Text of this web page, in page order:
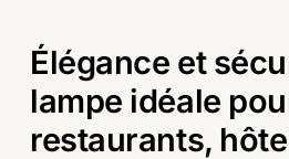
Élégance et
lampe idéale
restaurants,